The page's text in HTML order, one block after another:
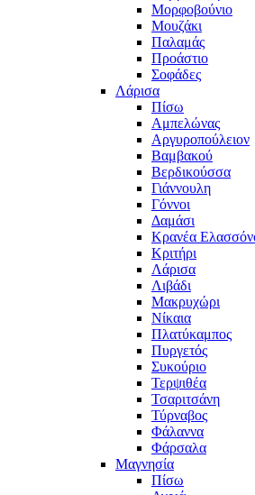
Μορφοβούνιο
Μουζάκι
Παλαμάς
Προάστιο
Σοφάδες
Λάρισα
Πίσω
Αμπελώνας
Αργυροπούλειον
Βαμβακού
Βερδικούσσα
Γιάννουλη
Γόννοι
Δαμάσι
Κρανέα
Κριτήρι
Λάρισα
Λιβάδι
Μακρυχώρι
Νίκαια
Πλατύκαμπος
Πυργετός
Συκούριο
Τερψιθέα
Τσαριτσάνη
Τύρναβος
Φάλαννα
Φάρσαλα
Μαγνησία
Πίσω